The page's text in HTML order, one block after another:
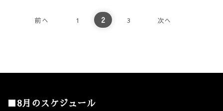
投稿のページ送り
前へ 1 2 3 次へ
■8月のスケジュール